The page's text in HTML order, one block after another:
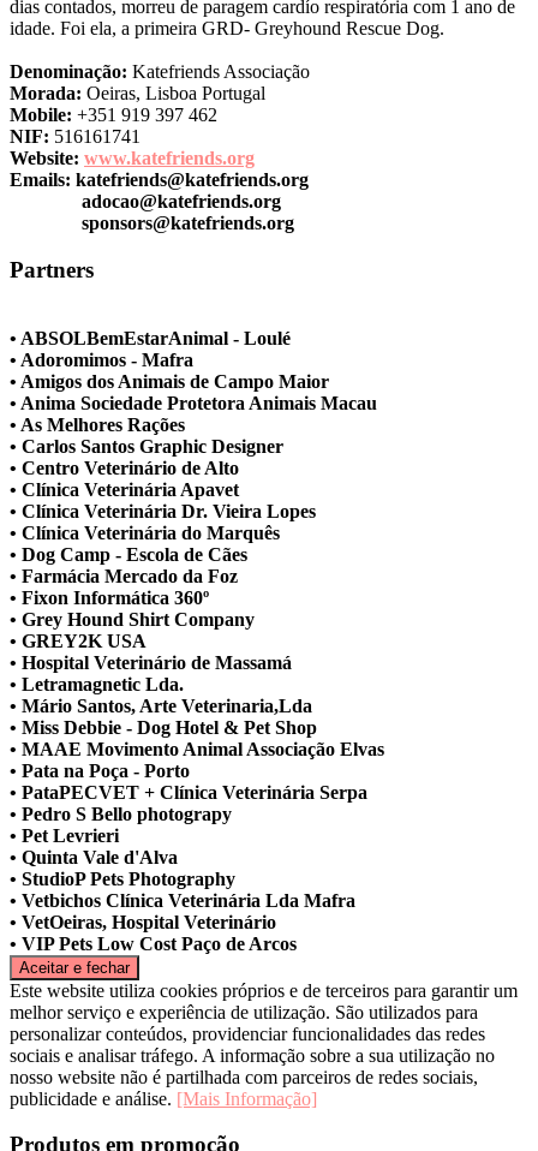
dias contados, morreu de paragem cardío respiratória com 1 ano de
idade. Foi ela, a primeira GRD- Greyhound Rescue Dog.
Denominação: Katefriends Associação
Morada: Oeiras, Lisboa Portugal
Mobile: +351 919 397 462
NIF: 516161741
Website: www.katefriends.org
Emails: katefriends@katefriends.org
adocao@katefriends.org
sponsors@katefriends.org
Partners
• ABSOLBemEstarAnimal - Loulé
• Adoromimos - Mafra
• Amigos dos Animais de Campo Maior
• Anima Sociedade Protetora Animais Macau
• As Melhores Rações
• Carlos Santos Graphic Designer
• Centro Veterinário de Alto
• Clínica Veterinária Apavet
• Clínica Veterinária Dr. Vieira Lopes
• Clínica Veterinária do Marquês
• Dog Camp - Escola de Cães
• Farmácia Mercado da Foz
• Fixon Informática 360º
• Grey Hound Shirt Company
• GREY2K USA
• Hospital Veterinário de Massamá
• Letramagnetic Lda.
• Mário Santos, Arte Veterinaria,Lda
• Miss Debbie - Dog Hotel & Pet Shop
• MAAE Movimento Animal Associação Elvas
• Pata na Poça - Porto
• PataPECVET + Clínica Veterinária Serpa
• Pedro S Bello photograpy
• Pet Levrieri
• Quinta Vale d'Alva
• StudioP Pets Photography
• Vetbichos Clínica Veterinária Lda Mafra
• VetOeiras, Hospital Veterinário
• VIP Pets Low Cost Paço de Arcos
Este website utiliza cookies próprios e de terceiros para garantir um
melhor serviço e experiência de utilização. São utilizados para
personalizar conteúdos, providenciar funcionalidades das redes
sociais e analisar tráfego. A informação sobre a sua utilização no
nosso website não é partilhada com parceiros de redes sociais,
publicidade e análise. [Mais Informação]
Produtos em promoção